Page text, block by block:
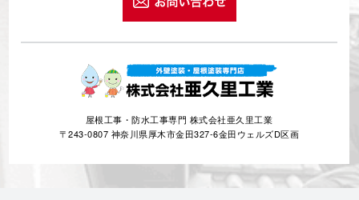
屋根工事・防水工事専門 株式会社亜久里工業
〒243-0807 神奈川県厚木市金田327-6金田ウェルズD区画